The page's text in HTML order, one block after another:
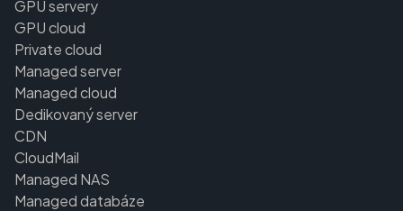
GPU servery
GPU cloud
Private cloud
Managed server
Managed cloud
Dedikovaný server
CDN
CloudMail
Managed NAS
Managed databáze